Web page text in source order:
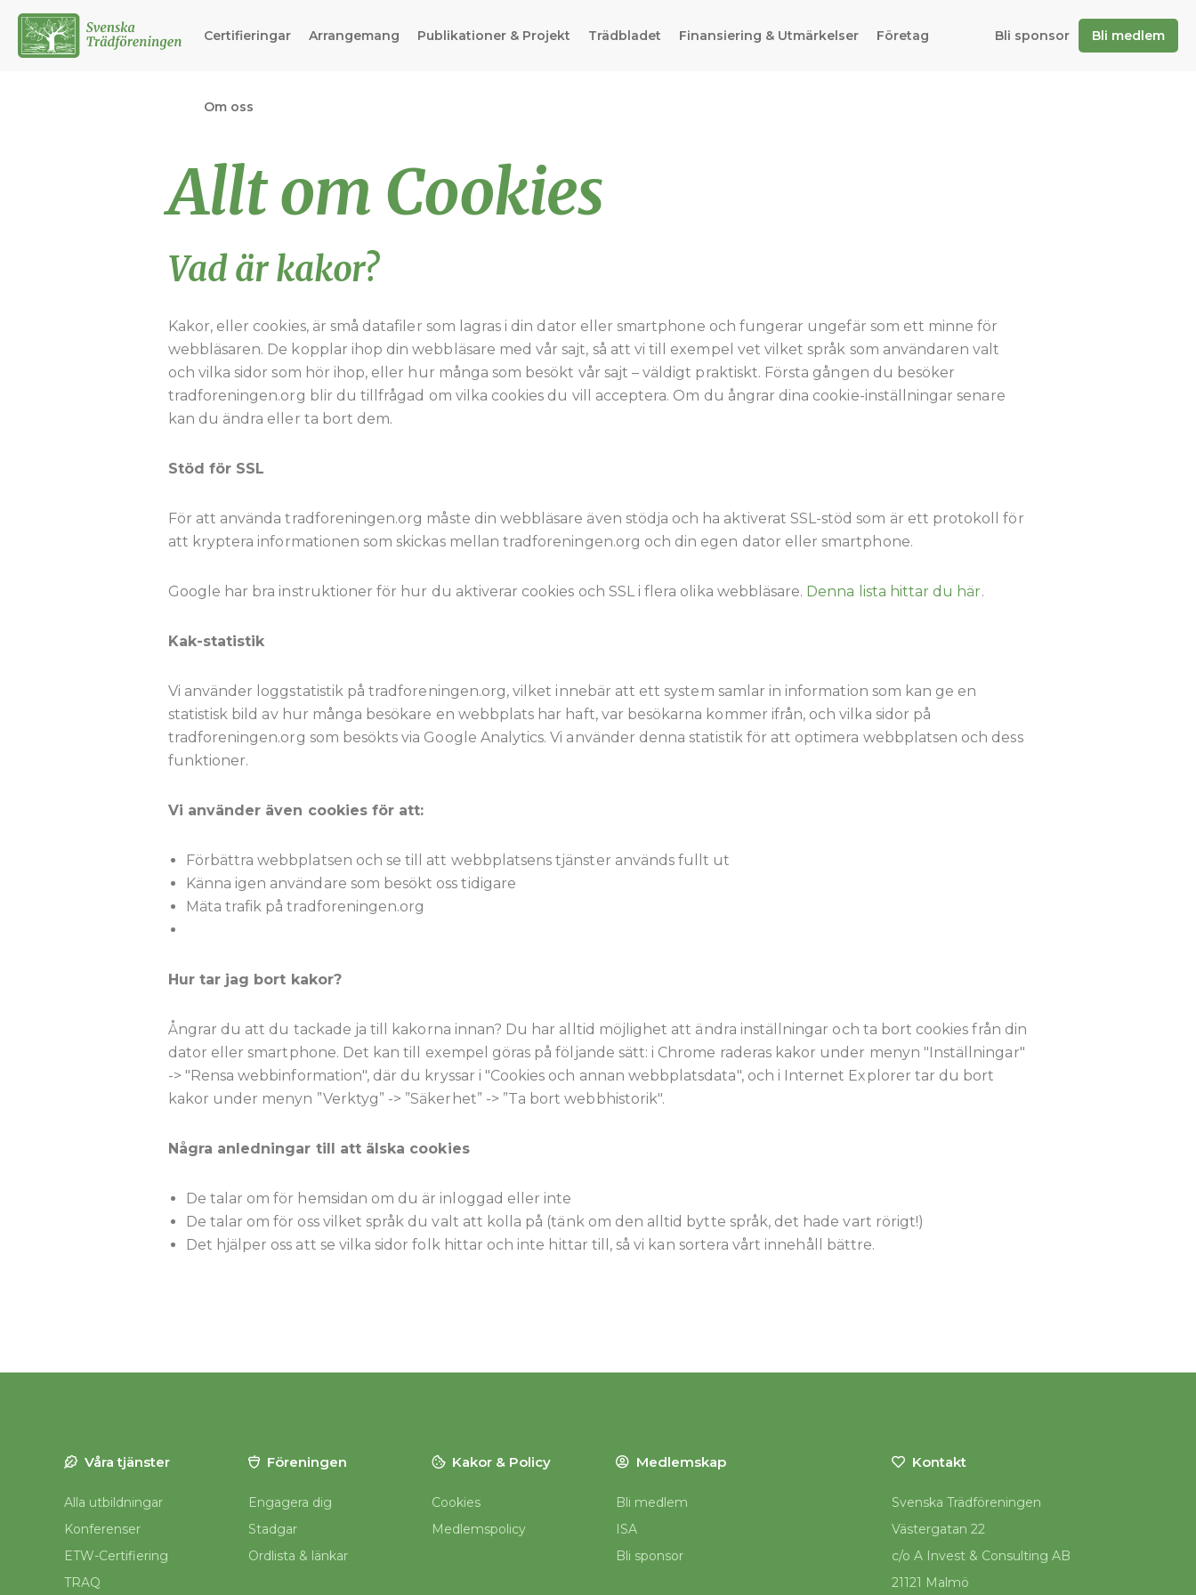
Certifieringar Arrangemang Publikationer & Projekt Trädbladet Finansiering & Utmärkelser Företag
Om oss
Bli sponsor Bli medlem
Allt om Cookies
Vad är kakor?
Kakor, eller cookies, är små datafiler som lagras i din dator eller smartphone och fungerar ungefär som ett minne för
webbläsaren. De kopplar ihop din webbläsare med vår sajt, så att vi till exempel vet vilket språk som användaren valt
och vilka sidor som hör ihop, eller hur många som besökt vår sajt – väldigt praktiskt. Första gången du besöker
tradforeningen.org blir du tillfrågad om vilka cookies du vill acceptera. Om du ångrar dina cookie-inställningar senare
kan du ändra eller ta bort dem.
Stöd för SSL
För att använda tradforeningen.org måste din webbläsare även stödja och ha aktiverat SSL-stöd som är ett protokoll för
att kryptera informationen som skickas mellan tradforeningen.org och din egen dator eller smartphone.
Google har bra instruktioner för hur du aktiverar cookies och SSL i flera olika webbläsare. Denna lista hittar du här.
Kak-statistik
Vi använder loggstatistik på tradforeningen.org, vilket innebär att ett system samlar in information som kan ge en
statistisk bild av hur många besökare en webbplats har haft, var besökarna kommer ifrån, och vilka sidor på
tradforeningen.org som besökts via Google Analytics. Vi använder denna statistik för att optimera webbplatsen och dess
funktioner.
Vi använder även cookies för att:
Förbättra webbplatsen och se till att webbplatsens tjänster används fullt ut
Känna igen användare som besökt oss tidigare
Mäta trafik på tradforeningen.org
Hur tar jag bort kakor?
Ångrar du att du tackade ja till kakorna innan? Du har alltid möjlighet att ändra inställningar och ta bort cookies från din
dator eller smartphone. Det kan till exempel göras på följande sätt: i Chrome raderas kakor under menyn "Inställningar"
-> "Rensa webbinformation", där du kryssar i "Cookies och annan webbplatsdata", och i Internet Explorer tar du bort
kakor under menyn ”Verktyg” -> ”Säkerhet” -> ”Ta bort webbhistorik".
Några anledningar till att älska cookies
De talar om för hemsidan om du är inloggad eller inte
De talar om för oss vilket språk du valt att kolla på (tänk om den alltid bytte språk, det hade vart rörigt!)
Det hjälper oss att se vilka sidor folk hittar och inte hittar till, så vi kan sortera vårt innehåll bättre.
Våra tjänster
Alla utbildningar
Konferenser
ETW-Certifiering
TRAQ
Föreningen
Engagera dig
Stadgar
Ordlista & länkar
Kakor & Policy
Cookies
Medlemspolicy
Medlemskap
Bli medlem
ISA
Bli sponsor
Kontakt
Svenska Trädföreningen
Västergatan 22
c/o A Invest & Consulting AB
21121 Malmö